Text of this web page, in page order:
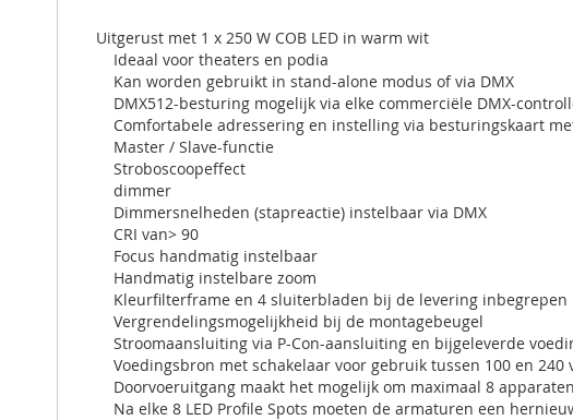
Uitgerust met 1 x 250 W COB LED in warm wit
Ideaal voor theaters en podia
Kan worden gebruikt in stand-alone modus of via DMX
DMX512-besturing mogelijk via elke commerciële DMX-
Comfortabele adressering en instelling via besturingskaart
Master / Slave-functie
Stroboscoopeffect
dimmer
Dimmersnelheden (stapreactie) instelbaar via DMX
CRI van> 90
Focus handmatig instelbaar
Handmatig instelbare zoom
Kleurfilterframe en 4 sluiterbladen bij de levering inbegrepen
Vergrendelingsmogelijkheid bij de montagebeugel
Stroomaansluiting via P-Con-aansluiting en bijgeleverde
Voedingsbron met schakelaar voor gebruik tussen 100 en 240
Doorvoeruitgang maakt het mogelijk om maximaal 8
Na elke 8 LED Profile Spots moeten de armaturen een